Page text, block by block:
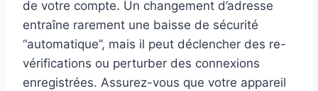
de votre compte. Un changement d’adresse
entraîne rarement une baisse de sécurité
“automatique”, mais il peut déclencher des re-
vérifications ou perturber des connexions
enregistrées. Assurez-vous que votre appareil